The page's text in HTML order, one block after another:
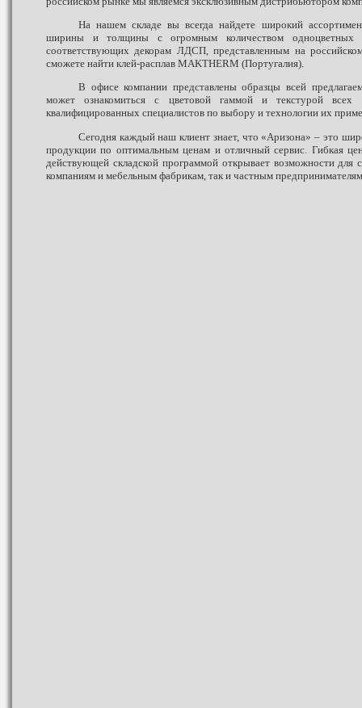
На нашем складе вы всегда найдете широкий
ширины и толщины с огромным количеством одноцветных
соответствующих декорам ЛДСП, представленным на
сможете найти клей-расплав MAKTHERM (Португалия).
В офисе компании представлены образцы всей
может ознакомиться с цветовой гаммой и текстурой всех
квалифицированных специалистов по выбору и технологии их
Сегодня каждый наш клиент знает, что «Аризона» – это
продукции по оптимальным ценам и отличный сервис. Гибкая
действующей складской программой открывает возможности для
компаниям и мебельным фабрикам, так и частным